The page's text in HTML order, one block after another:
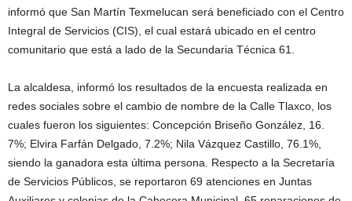
informó que San Martín Texmelucan será beneficiado con el Centro
Integral de Servicios (CIS), el cual estará ubicado en el centro
comunitario que está a lado de la Secundaria Técnica 61.
La alcaldesa, informó los resultados de la encuesta realizada en
redes sociales sobre el cambio de nombre de la Calle Tlaxco, los
cuales fueron los siguientes: Concepción Briseño González, 16.
7%; Elvira Farfán Delgado, 7.2%; Nila Vázquez Castillo, 76.1%,
siendo la ganadora esta última persona. Respecto a la Secretaría
de Servicios Públicos, se reportaron 69 atenciones en Juntas